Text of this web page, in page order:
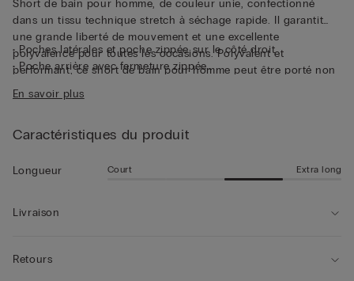
Short de bain pour homme, de couleur unie, confectionné
dans un tissu technique stretch à séchage rapide. Il garantit
une grande liberté de mouvement et une excellente
polyvalence pour toutes les occasions. Polyvalent et
performant, ce short de bain pour homme peut être porté non
seulement comme maillot de bain, mais aussi comme un short
d'été pour les moments de loisirs en plein air.
• Poches latérales et poche zippée sur le côté droit
• Poche arrière avec fermeture zippée
• Modèle mi-long
• Le mannequin mesure 1,85 m et porte une taille L
En savoir plus
Caractéristiques du produit
Longueur Court Extra long
Livraison
Retours